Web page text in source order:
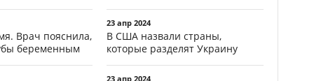
Врач пояснила,
беременным
23 апр 2024
В США назвали страны,
которые разделят Украину
23 апр 2024